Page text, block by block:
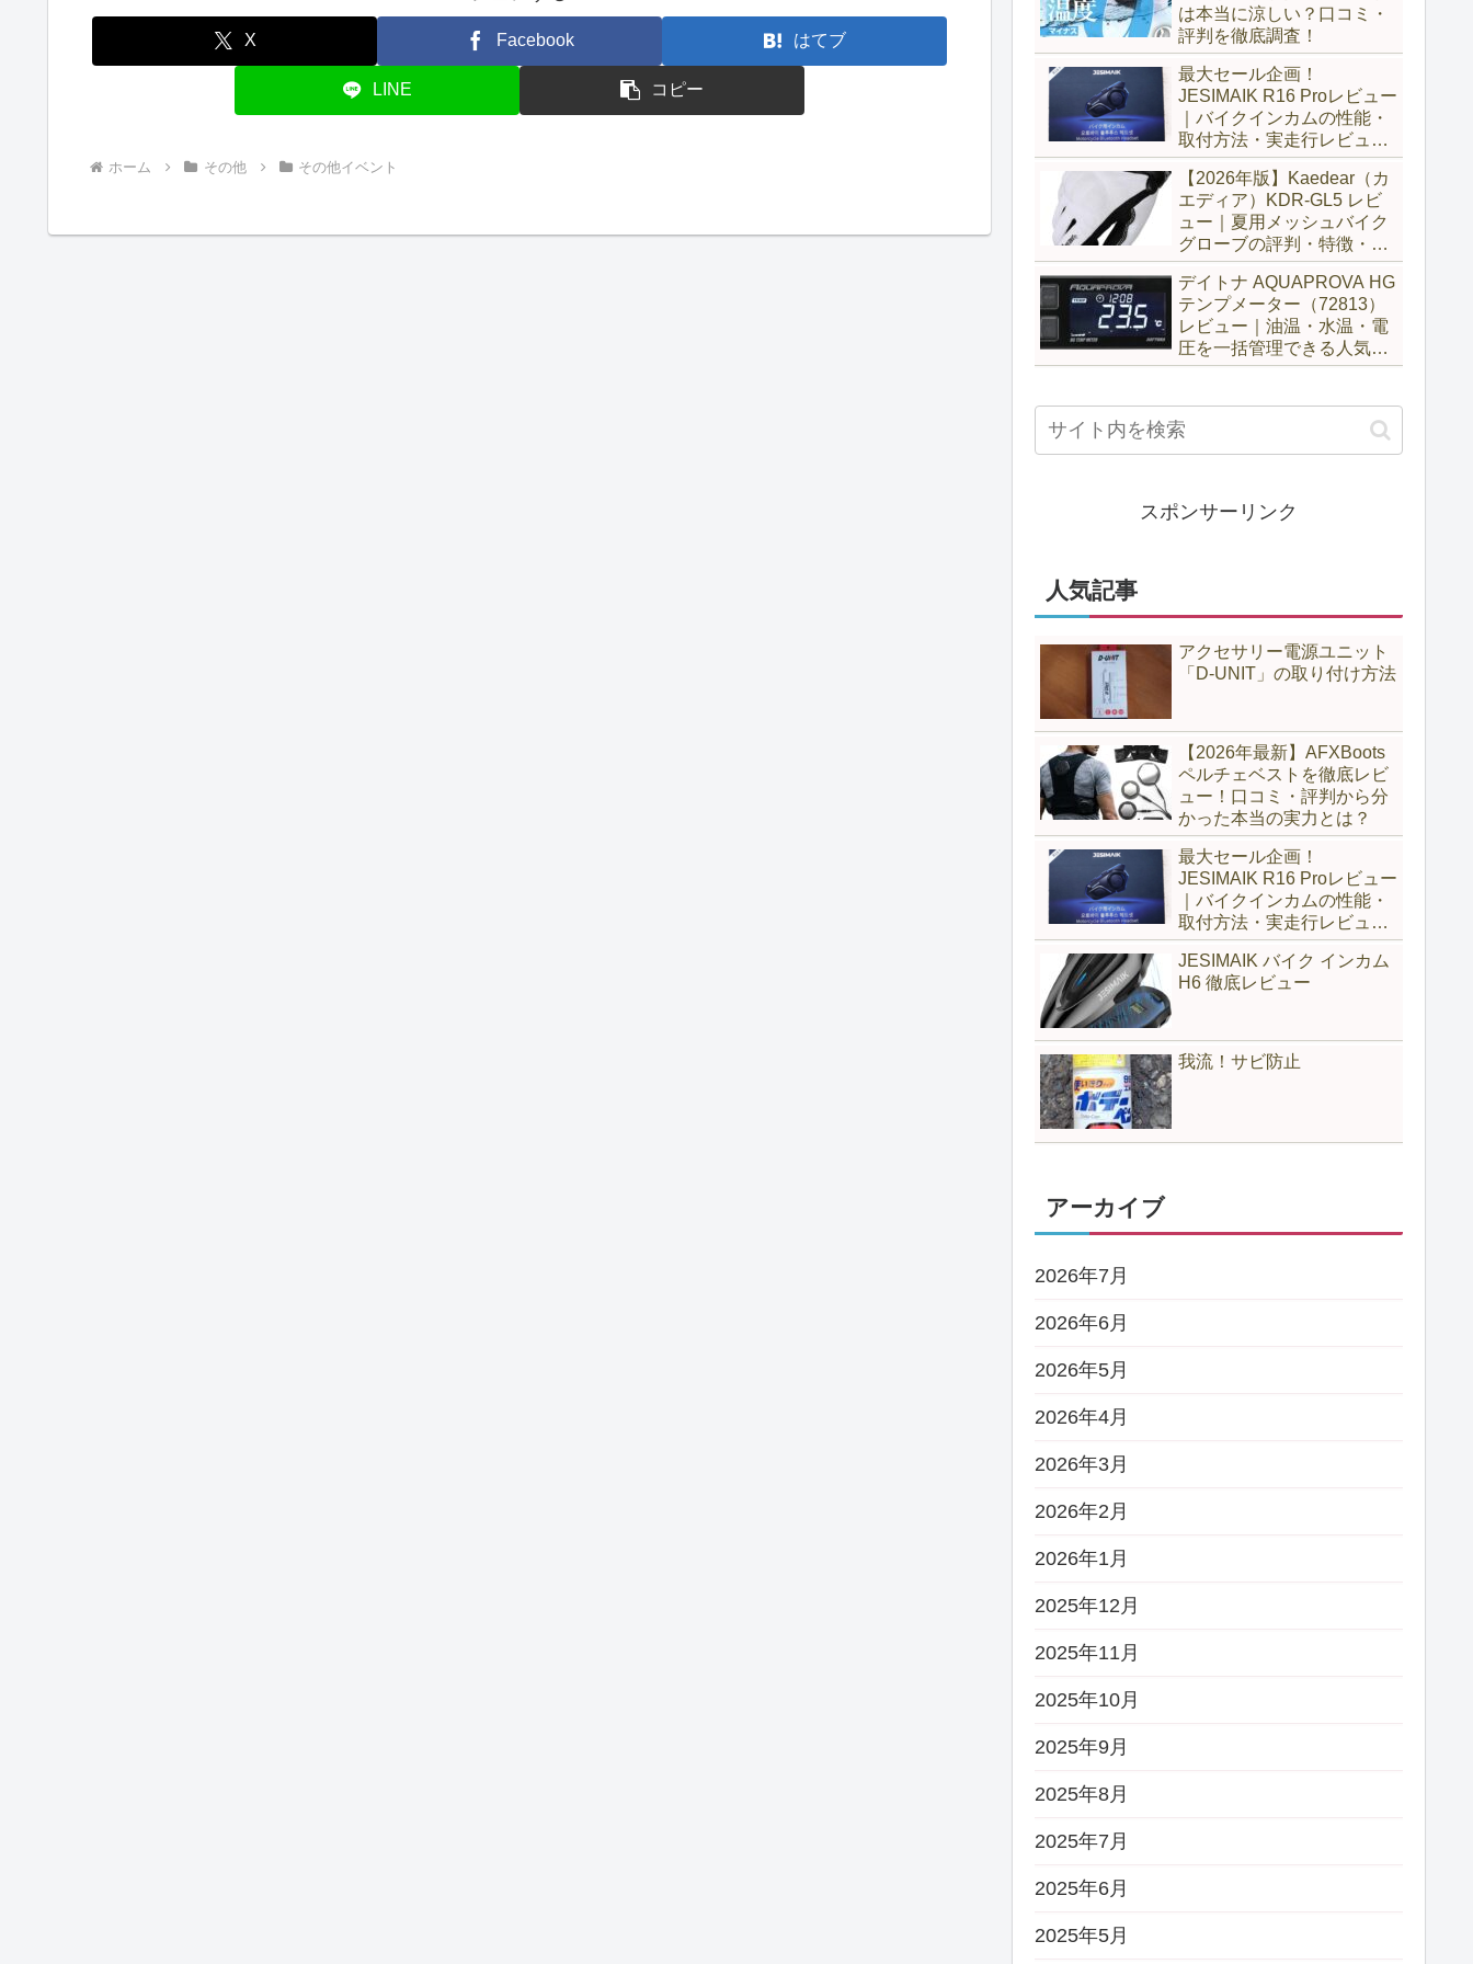
X Facebook はてブ
LINE コピー
ホーム その他 その他イベント
は本当に涼しい？口コミ・
評判を徹底調査！
最大セール企画！
JESIMAIK R16 Proレビュー
｜バイクインカムの性能・
取付方法・実走行レビュー
とH6比較
【2026年版】Kaedear（カ
エディア）KDR-GL5 レビ
ュー｜夏用メッシュバイク
グローブの評判・特徴・サ
イズ感を徹底解説
デイトナ AQUAPROVA HG
テンプメーター（72813）
レビュー｜油温・水温・電
圧を一括管理できる人気メ
ーターを徹底評価
スポンサーリンク
人気記事
アクセサリー電源ユニット
「D-UNIT」の取り付け方法
【2026年最新】AFXBoots
ペルチェベストを徹底レビ
ュー！口コミ・評判から分
かった本当の実力とは？
最大セール企画！
JESIMAIK R16 Proレビュー
｜バイクインカムの性能・
取付方法・実走行レビュー
とH6比較
JESIMAIK バイク インカム
H6 徹底レビュー
我流！サビ防止
アーカイブ
2026年7月
2026年6月
2026年5月
2026年4月
2026年3月
2026年2月
2026年1月
2025年12月
2025年11月
2025年10月
2025年9月
2025年8月
2025年7月
2025年6月
2025年5月